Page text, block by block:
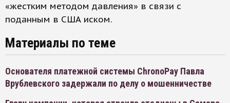
«жестким методом давления» в связи с
поданным в США иском.
Материалы по теме
Основателя платежной системы ChronoPay Павла
Врублевского задержали по делу о мошенничестве